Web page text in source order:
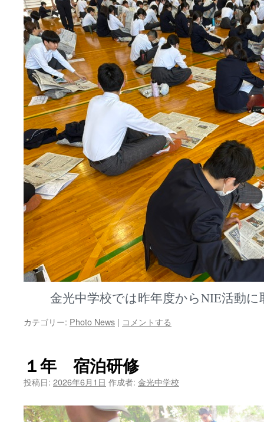
金光中学校では昨年度からNIE活動
カテゴリー: Photo News | コメントする
１年 宿泊研修
投稿日: 2026年6月1日 作成者: 金光中学校